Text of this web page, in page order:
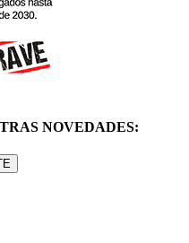
NOVEDADES: